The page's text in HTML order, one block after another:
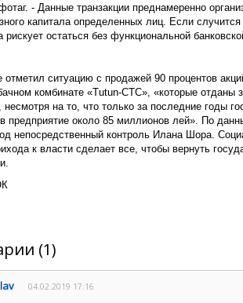
- Данные транзакции преднамеренно
капитала определенных лиц. Если
остаться без функциональной
отметил ситуацию с продажей 90 процентов
комбинате «Тutun-CTC», «которые отданы
на то, что только за последние годы
предприятие около 85 миллионов лей». По
непосредственный контроль Илана Шора.
к власти сделает все, чтобы вернуть
(1)
04.02.2019 17:16